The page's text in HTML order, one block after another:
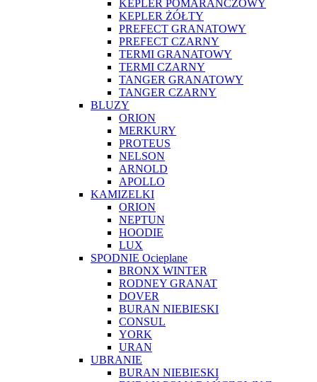
KEPLER POMARAŃCZOWY
KEPLER ŻÓŁTY
PREFECT GRANATOWY
PREFECT CZARNY
TERMI GRANATOWY
TERMI CZARNY
TANGER GRANATOWY
TANGER CZARNY
BLUZY
ORION
MERKURY
PROTEUS
NELSON
ARNOLD
APOLLO
KAMIZELKI
ORION
NEPTUN
HOODIE
LUX
SPODNIE Ocieplane
BRONX WINTER
RODNEY GRANAT
DOVER
BURAN NIEBIESKI
CONSUL
YORK
URAN
UBRANIE
BURAN NIEBIESKI